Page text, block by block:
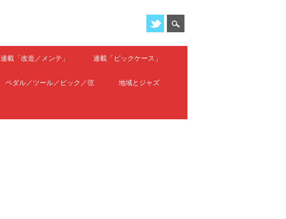
連載「改造／メンテ」 連載「ピックケース」
ペダル／ツール／ピック／弦 地域とジャズ